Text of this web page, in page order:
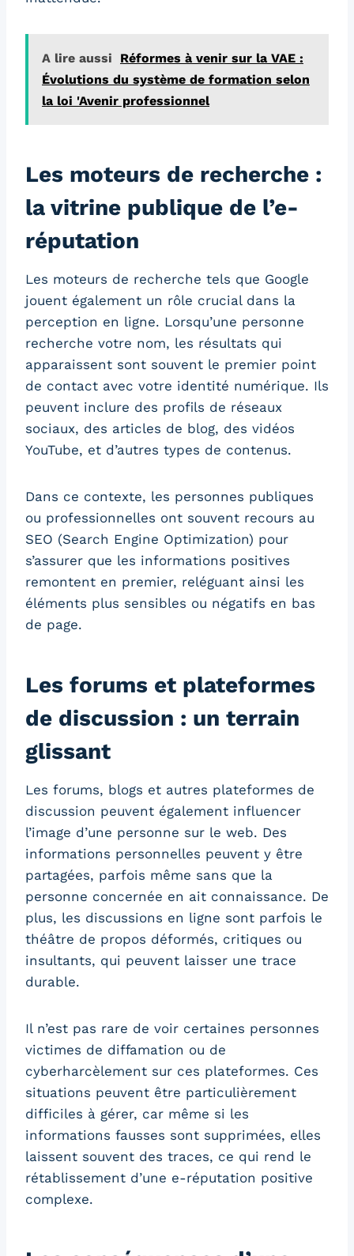
A lire aussi
Réformes à venir sur la VAE :
Évolutions du système de formation selon
la loi 'Avenir professionnel
Les moteurs de recherche :
la vitrine publique de l’e-
réputation
Les moteurs de recherche tels que Google
jouent également un rôle crucial dans la
perception en ligne. Lorsqu’une personne
recherche votre nom, les résultats qui
apparaissent sont souvent le premier point
de contact avec votre identité numérique. Ils
peuvent inclure des profils de réseaux
sociaux, des articles de blog, des vidéos
YouTube, et d’autres types de contenus.
Dans ce contexte, les personnes publiques
ou professionnelles ont souvent recours au
SEO (Search Engine Optimization) pour
s’assurer que les informations positives
remontent en premier, reléguant ainsi les
éléments plus sensibles ou négatifs en bas
de page.
Les forums et plateformes
de discussion : un terrain
glissant
Les forums, blogs et autres plateformes de
discussion peuvent également influencer
l’image d’une personne sur le web. Des
informations personnelles peuvent y être
partagées, parfois même sans que la
personne concernée en ait connaissance. De
plus, les discussions en ligne sont parfois le
théâtre de propos déformés, critiques ou
insultants, qui peuvent laisser une trace
durable.
Il n’est pas rare de voir certaines personnes
victimes de diffamation ou de
cyberharcèlement sur ces plateformes. Ces
situations peuvent être particulièrement
difficiles à gérer, car même si les
informations fausses sont supprimées, elles
laissent souvent des traces, ce qui rend le
rétablissement d’une e-réputation positive
complexe.